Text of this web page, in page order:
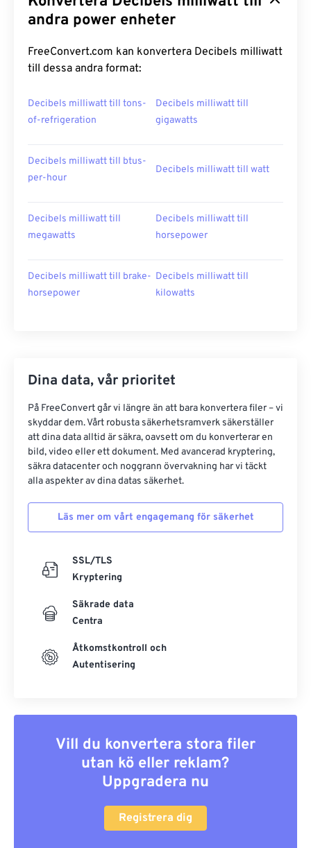
andra power enheter
FreeConvert.com kan konvertera Decibels milliwatt
till dessa andra format:
Decibels milliwatt till tons-
of-refrigeration
Decibels milliwatt till
gigawatts
Decibels milliwatt till btus-
per-hour
Decibels milliwatt till watt
Decibels milliwatt till
megawatts
Decibels milliwatt till
horsepower
Decibels milliwatt till brake-
horsepower
Decibels milliwatt till
kilowatts
Dina data, vår prioritet
På FreeConvert går vi längre än att bara konvertera filer – vi
skyddar dem. Vårt robusta säkerhetsramverk säkerställer
att dina data alltid är säkra, oavsett om du konverterar en
bild, video eller ett dokument. Med avancerad kryptering,
säkra datacenter och noggrann övervakning har vi täckt
alla aspekter av dina datas säkerhet.
Läs mer om vårt engagemang för säkerhet
SSL/TLS
Kryptering
Säkrade data
Centra
Åtkomstkontroll och
Autentisering
Vill du konvertera stora filer
utan kö eller reklam?
Uppgradera nu
Registrera dig